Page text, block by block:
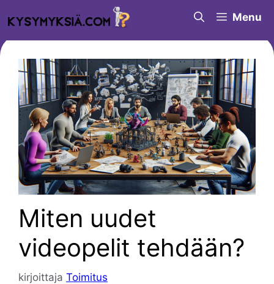
sisältöön
Menu
Miten uudet
videopelit tehdään?
kirjoittaja Toimitus